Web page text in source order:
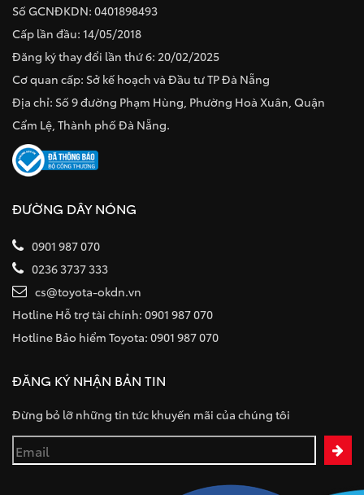
Số GCNĐKDN: 0401898493
Cấp lần đầu: 14/05/2018
Đăng ký thay đổi lần thứ 6: 20/02/2025
Cơ quan cấp: Sở kế hoạch và Đầu tư TP Đà Nẵng
Địa chỉ: Số 9 đường Phạm Hùng, Phường Hoà Xuân, Quận
Cẩm Lệ, Thành phố Đà Nẵng.
ĐƯỜNG DÂY NÓNG
0901 987 070
0236 3737 333
cs@toyota-okdn.vn
Hotline Hỗ trợ tài chính: 0901 987 070
Hotline Bảo hiểm Toyota: 0901 987 070
ĐĂNG KÝ NHẬN BẢN TIN
Đừng bỏ lỡ những tin tức khuyến mãi của chúng tôi